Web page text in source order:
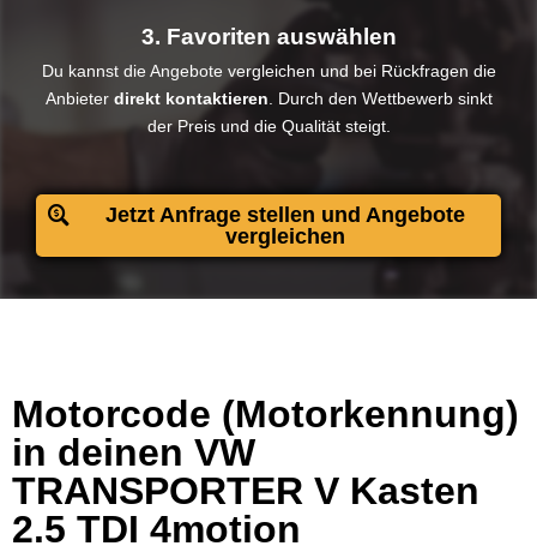
3. Favoriten auswählen
Du kannst die Angebote vergleichen und bei Rückfragen die
Anbieter direkt kontaktieren . Durch den Wettbewerb sinkt
der Preis und die Qualität steigt.​
Jetzt Anfrage stellen und Angebote
vergleichen
Motorcode (Motorkennung)
in deinen VW
TRANSPORTER V Kasten
2.5 TDI 4motion